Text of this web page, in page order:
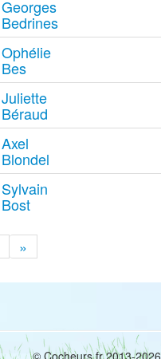
Georges
Bedrines
Ophélie
Bes
Juliette
Béraud
Axel
Blondel
Sylvain
Bost
»
© Cocheurs.fr 2013-2026